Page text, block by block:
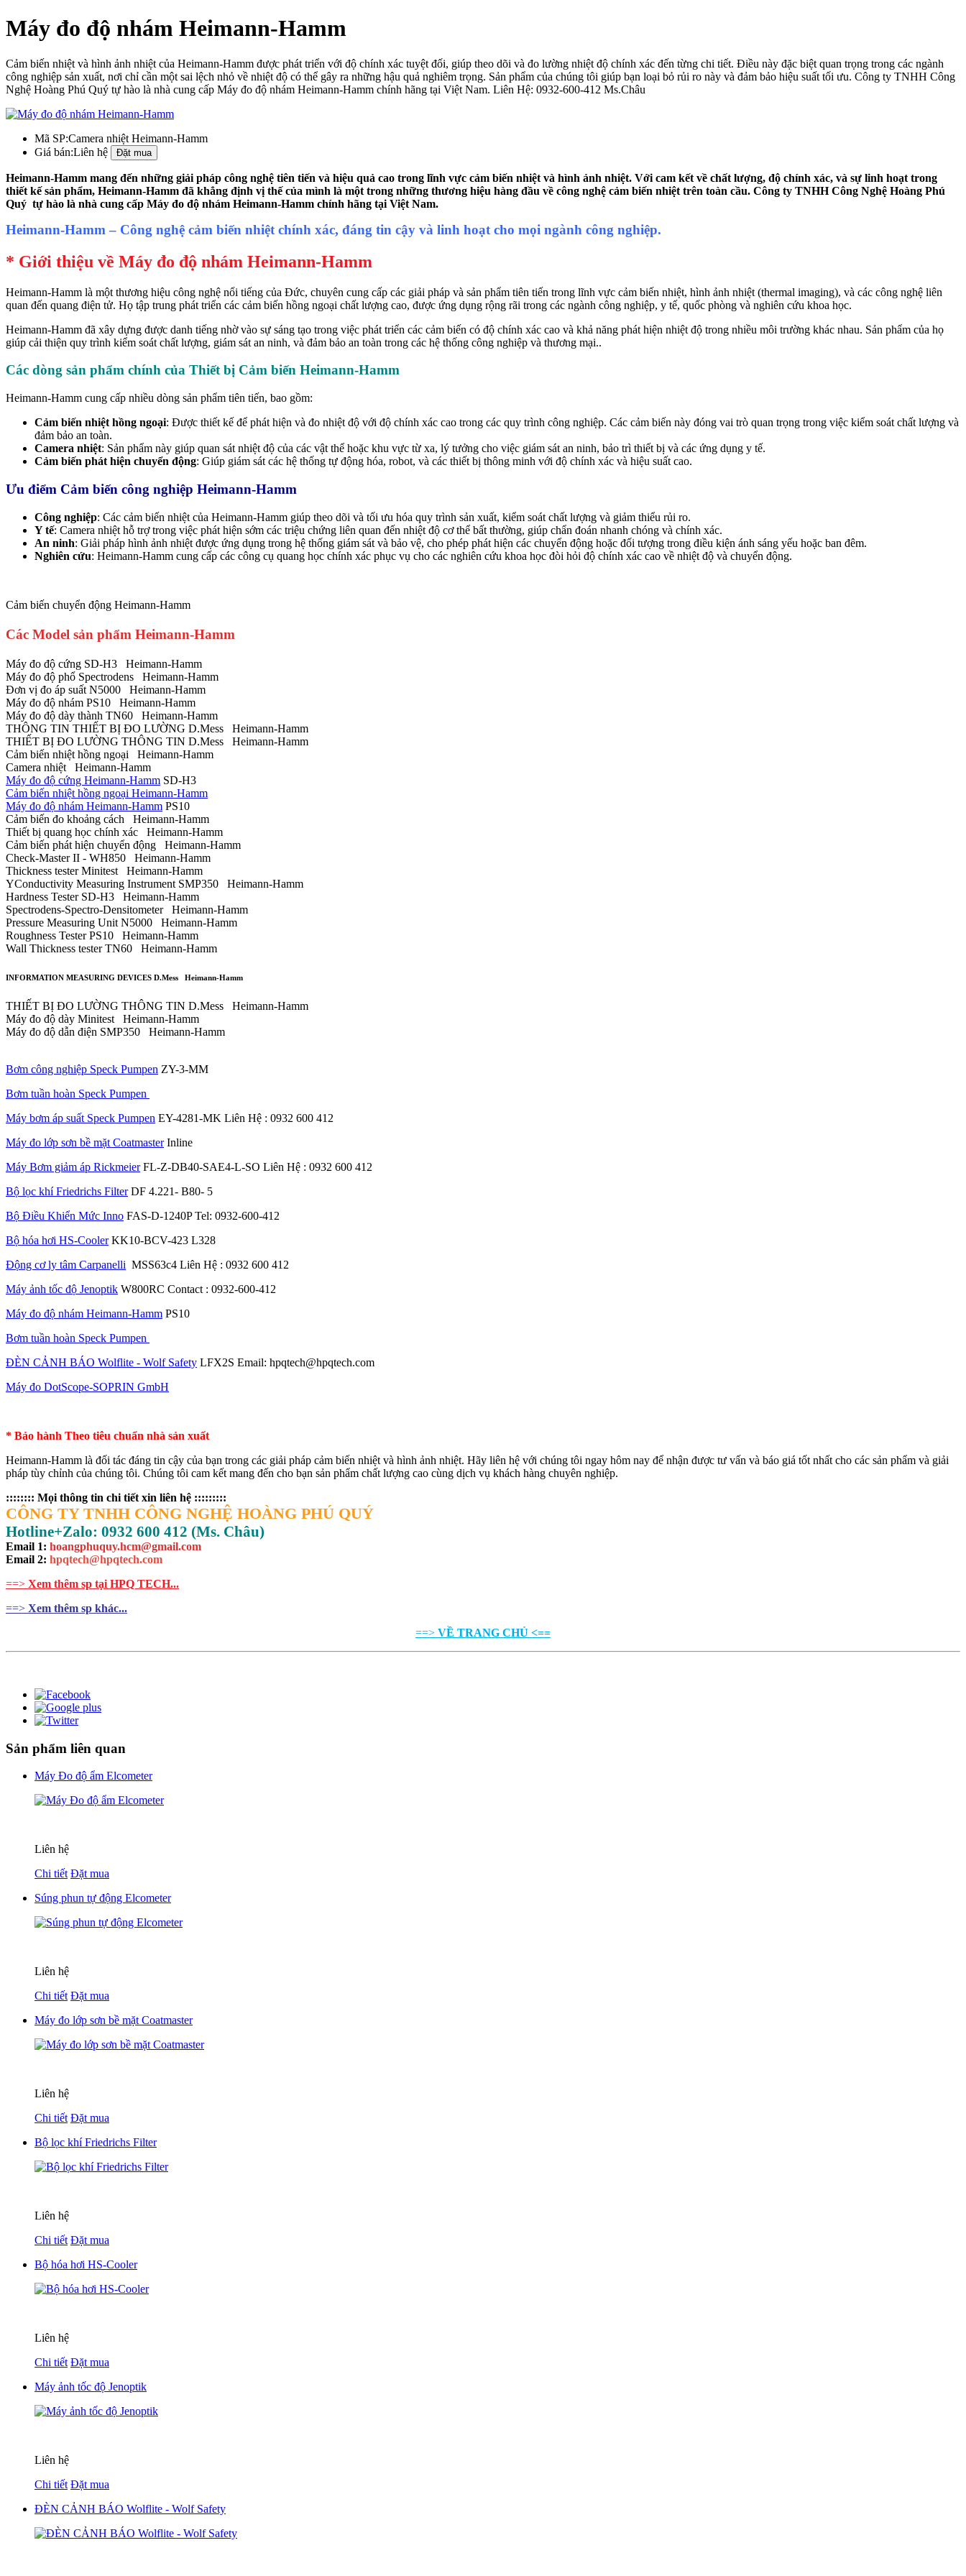
Máy đo độ nhám Heimann-Hamm
Cảm biến nhiệt và hình ảnh nhiệt của Heimann-Hamm được phát triển với độ chính xác tuyệt đối, giúp theo dõi và đo lường nhiệt độ chính xác đến từng chi tiết. Điều này đặc biệt quan trọng trong các ngành
công nghiệp sản xuất, nơi chỉ cần một sai lệch nhỏ về nhiệt độ có thể gây ra những hậu quả nghiêm trọng. Sản phẩm của chúng tôi giúp bạn loại bỏ rủi ro này và đảm bảo hiệu suất tối ưu. Công ty TNHH Công
Nghệ Hoàng Phú Quý tự hào là nhà cung cấp Máy đo độ nhám Heimann-Hamm chính hãng tại Việt Nam. Liên Hệ: 0932-600-412 Ms.Châu
Mã SP:Camera nhiệt Heimann-Hamm
Giá bán:Liên hệ
Heimann-Hamm mang đến những giải pháp công nghệ tiên tiến và hiệu quả cao trong lĩnh vực cảm biến nhiệt và hình ảnh nhiệt. Với cam kết về chất lượng, độ chính xác, và sự linh hoạt trong
thiết kế sản phẩm, Heimann-Hamm đã khẳng định vị thế của mình là một trong những thương hiệu hàng đầu về công nghệ cảm biến nhiệt trên toàn cầu. Công ty TNHH Công Nghệ Hoàng Phú
Quý tự hào là nhà cung cấp Máy đo độ nhám Heimann-Hamm chính hãng tại Việt Nam.
Heimann-Hamm – Công nghệ cảm biến nhiệt chính xác, đáng tin cậy và linh hoạt cho mọi ngành công nghiệp.
* Giới thiệu về Máy đo độ nhám Heimann-Hamm
Heimann-Hamm là một thương hiệu công nghệ nổi tiếng của Đức, chuyên cung cấp các giải pháp và sản phẩm tiên tiến trong lĩnh vực cảm biến nhiệt, hình ảnh nhiệt (thermal imaging), và các công nghệ liên
quan đến quang điện tử. Họ tập trung phát triển các cảm biến hồng ngoại chất lượng cao, được ứng dụng rộng rãi trong các ngành công nghiệp, y tế, quốc phòng và nghiên cứu khoa học.
Heimann-Hamm đã xây dựng được danh tiếng nhờ vào sự sáng tạo trong việc phát triển các cảm biến có độ chính xác cao và khả năng phát hiện nhiệt độ trong nhiều môi trường khác nhau. Sản phẩm của họ
giúp cải thiện quy trình kiểm soát chất lượng, giám sát an ninh, và đảm bảo an toàn trong các hệ thống công nghiệp và thương mại..
Các dòng sản phẩm chính của Thiết bị Cảm biến Heimann-Hamm
Heimann-Hamm cung cấp nhiều dòng sản phẩm tiên tiến, bao gồm:
Cảm biến nhiệt hồng ngoại: Được thiết kế để phát hiện và đo nhiệt độ với độ chính xác cao trong các quy trình công nghiệp. Các cảm biến này đóng vai trò quan trọng trong việc kiểm soát chất lượng và
đảm bảo an toàn.
Camera nhiệt: Sản phẩm này giúp quan sát nhiệt độ của các vật thể hoặc khu vực từ xa, lý tưởng cho việc giám sát an ninh, bảo trì thiết bị và các ứng dụng y tế.
Cảm biến phát hiện chuyển động: Giúp giám sát các hệ thống tự động hóa, robot, và các thiết bị thông minh với độ chính xác và hiệu suất cao.
Ưu điểm Cảm biến công nghiệp Heimann-Hamm
Công nghiệp: Các cảm biến nhiệt của Heimann-Hamm giúp theo dõi và tối ưu hóa quy trình sản xuất, kiểm soát chất lượng và giảm thiểu rủi ro.
Y tế: Camera nhiệt hỗ trợ trong việc phát hiện sớm các triệu chứng liên quan đến nhiệt độ cơ thể bất thường, giúp chẩn đoán nhanh chóng và chính xác.
An ninh: Giải pháp hình ảnh nhiệt được ứng dụng trong hệ thống giám sát và bảo vệ, cho phép phát hiện các chuyển động hoặc đối tượng trong điều kiện ánh sáng yếu hoặc ban đêm.
Nghiên cứu: Heimann-Hamm cung cấp các công cụ quang học chính xác phục vụ cho các nghiên cứu khoa học đòi hỏi độ chính xác cao về nhiệt độ và chuyển động.
Cảm biến chuyển động Heimann-Hamm
Các Model sản phẩm Heimann-Hamm
Máy đo độ cứng SD-H3 Heimann-Hamm
Máy đo độ phổ Spectrodens Heimann-Hamm
Đơn vị đo áp suất N5000 Heimann-Hamm
Máy đo độ nhám PS10 Heimann-Hamm
Máy đo độ dày thành TN60 Heimann-Hamm
THÔNG TIN THIẾT BỊ ĐO LƯỜNG D.Mess Heimann-Hamm
THIẾT BỊ ĐO LƯỜNG THÔNG TIN D.Mess Heimann-Hamm
Cảm biến nhiệt hồng ngoại Heimann-Hamm
Camera nhiệt Heimann-Hamm
Máy đo độ cứng Heimann-Hamm SD-H3
Cảm biến nhiệt hồng ngoại Heimann-Hamm
Máy đo độ nhám Heimann-Hamm PS10
Cảm biến đo khoảng cách Heimann-Hamm
Thiết bị quang học chính xác Heimann-Hamm
Cảm biến phát hiện chuyển động Heimann-Hamm
Check-Master II - WH850 Heimann-Hamm
Thickness tester Minitest Heimann-Hamm
YConductivity Measuring Instrument SMP350 Heimann-Hamm
Hardness Tester SD-H3 Heimann-Hamm
Spectrodens-Spectro-Densitometer Heimann-Hamm
Pressure Measuring Unit N5000 Heimann-Hamm
Roughness Tester PS10 Heimann-Hamm
Wall Thickness tester TN60 Heimann-Hamm
INFORMATION MEASURING DEVICES D.Mess Heimann-Hamm
THIẾT BỊ ĐO LƯỜNG THÔNG TIN D.Mess Heimann-Hamm
Máy đo độ dày Minitest Heimann-Hamm
Máy đo độ dẫn điện SMP350 Heimann-Hamm
Bơm công nghiệp Speck Pumpen ZY-3-MM
Bơm tuần hoàn Speck Pumpen
Máy bơm áp suất Speck Pumpen ΕΥ-4281-MK Liên Hệ : 0932 600 412
Máy đo lớp sơn bề mặt CoatmasterInline
Máy Bơm giảm áp RickmeierFL-Z-DB40-SAE4-L-SO Liên Hệ : 0932 600 412
Bộ lọc khí Friedrichs FilterDF 4.221- B80- 5
Bộ Điều Khiển Mức Inno FAS-D-1240P Tel: 0932-600-412
Bộ hóa hơi HS-CoolerKK10-BCV-423 L328
Động cơ ly tâm Carpanelli MSS63c4 Liên Hệ : 0932 600 412
Máy ảnh tốc độ Jenoptik W800RC Contact : 0932-600-412
Máy đo độ nhám Heimann-Hamm PS10
Bơm tuần hoàn Speck Pumpen
ĐÈN CẢNH BÁO Wolflite - Wolf Safety LFX2S Email: hpqtech@hpqtech.com
Máy đo DotScope-SOPRIN GmbH
* Bảo hành Theo tiêu chuẩn nhà sản xuất
Heimann-Hamm là đối tác đáng tin cậy của bạn trong các giải pháp cảm biến nhiệt và hình ảnh nhiệt. Hãy liên hệ với chúng tôi ngay hôm nay để nhận được tư vấn và báo giá tốt nhất cho các sản phẩm và giải
pháp tùy chỉnh của chúng tôi. Chúng tôi cam kết mang đến cho bạn sản phẩm chất lượng cao cùng dịch vụ khách hàng chuyên nghiệp.
:::::::: Mọi thông tin chi tiết xin liên hệ :::::::::
CÔNG TY TNHH CÔNG NGHỆ HOÀNG PHÚ QUÝ
Hotline+Zalo: 0932 600 412 (Ms. Châu)
Email 1: hoangphuquy.hcm@gmail.com
Email 2: hpqtech@hpqtech.com
==> Xem thêm sp tại HPQ TECH...
==> Xem thêm sp khác...
==> VỀ TRANG CHỦ <==
Sản phẩm liên quan
Máy Đo độ ẩm Elcometer
Liên hệ
Chi tiết Đặt mua
Súng phun tự động Elcometer
Liên hệ
Chi tiết Đặt mua
Máy đo lớp sơn bề mặt Coatmaster
Liên hệ
Chi tiết Đặt mua
Bộ lọc khí Friedrichs Filter
Liên hệ
Chi tiết Đặt mua
Bộ hóa hơi HS-Cooler
Liên hệ
Chi tiết Đặt mua
Máy ảnh tốc độ Jenoptik
Liên hệ
Chi tiết Đặt mua
ĐÈN CẢNH BÁO Wolflite - Wolf Safety